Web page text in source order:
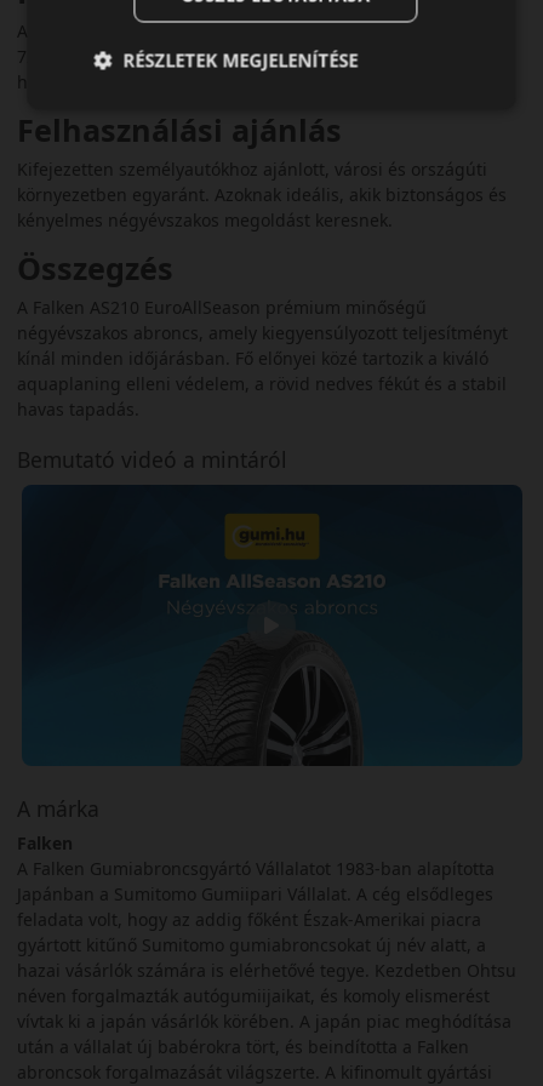
Az AS210 kiegyensúlyozott futást és mérsékelt zajszintet (69–
72 dB) kínál. Ez biztosítja a kényelmes utazást városi és
hosszabb országúti használat során is.
Felhasználási ajánlás
Kifejezetten személyautókhoz ajánlott, városi és országúti
környezetben egyaránt. Azoknak ideális, akik biztonságos és
kényelmes négyévszakos megoldást keresnek.
Összegzés
A Falken AS210 EuroAllSeason prémium minőségű
négyévszakos abroncs, amely kiegyensúlyozott teljesítményt
kínál minden időjárásban. Fő előnyei közé tartozik a kiváló
aquaplaning elleni védelem, a rövid nedves fékút és a stabil
havas tapadás.
Bemutató videó a mintáról
A márka
Falken
A Falken Gumiabroncsgyártó Vállalatot 1983-ban alapította
Japánban a Sumitomo Gumiipari Vállalat. A cég elsődleges
feladata volt, hogy az addig főként Észak-Amerikai piacra
gyártott kitűnő Sumitomo gumiabroncsokat új név alatt, a
hazai vásárlók számára is elérhetővé tegye. Kezdetben Ohtsu
néven forgalmazták autógumiijaikat, és komoly elismerést
vívtak ki a japán vásárlók körében. A japán piac meghódítása
után a vállalat új babérokra tört, és beindította a Falken
abroncsok forgalmazását világszerte. A kifinomult gyártási
RÉSZLETEK MEGJELENÍTÉSE